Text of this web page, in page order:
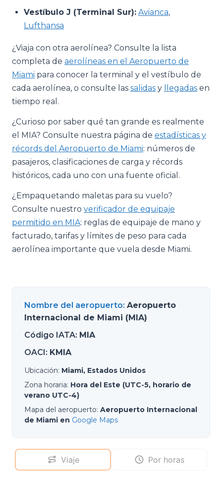
Vestíbulo J (Terminal Sur): Avianca,
Lufthansa
¿Viaja con otra aerolínea? Consulte la lista
completa de aerolíneas en el Aeropuerto de
Miami para conocer la terminal y el vestíbulo de
cada aerolínea, o consulte las salidas y llegadas en
tiempo real.
¿Curioso por saber qué tan grande es realmente
el MIA? Consulte nuestra página de estadísticas y
récords del Aeropuerto de Miami: números de
pasajeros, clasificaciones de carga y récords
históricos, cada uno con una fuente oficial.
¿Empaquetando maletas para su vuelo?
Consulte nuestro verificador de equipaje
permitido en MIA: reglas de equipaje de mano y
facturado, tarifas y límites de peso para cada
aerolínea importante que vuela desde Miami.
Nombre del aeropuerto: Aeropuerto
Internacional de Miami (MIA)
Código IATA: MIA
OACI: KMIA
Ubicación: Miami, Estados Unidos
Zona horaria: Hora del Este (UTC-5, horario de
verano UTC-4)
Mapa del aeropuerto: Aeropuerto Internacional
de Miami en Google Maps